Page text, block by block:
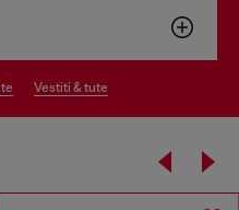
vestiti & tute